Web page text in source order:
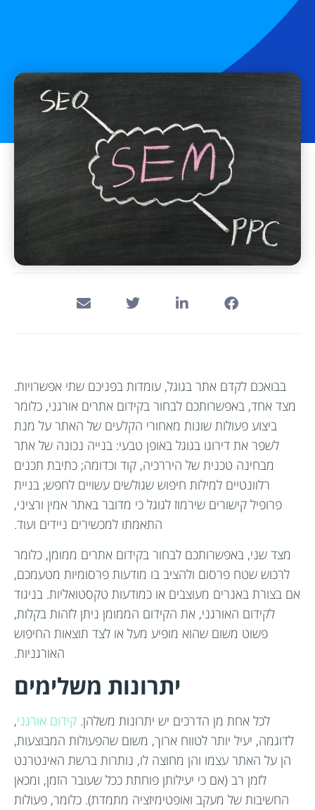
בבואכם לקדם אתר בגוגל, עומדות בפניכם שתי אפשרויות.
מצד אחד, באפשרותכם לבחור בקידום אתרים אורגני, כלומר
ביצוע פעולות שונות מאחורי הקלעים של האתר על מנת
לשפר את דירוגו בגוגל באופן טבעי: בנייה נכונה של אתר
מבחינה טכנית של היררכיה, קוד וכדומה; כתיבת תכנים
רלוונטיים למילות חיפוש שגולשים עשויים לחפש; בניית
פרופיל קישורים שירמוז לגוגל כי מדובר באתר אמין ורציני,
התאמתו למכשירים ניידים ועוד.
מצד שני, באפשרותכם לבחור בקידום אתרים ממומן, כלומר
לרכוש שטח פרסום ולהציב בו מודעות פרסומיות מטעמכם,
אם בצורת באנרים מעוצבים או כמודעות טקסטואליות. בניגוד
לקידום האורגני, את הקידום הממומן ניתן לזהות בקלות,
פשוט משום שהוא מופיע מעל או לצד תוצאות החיפוש
האורגניות.
יתרונות משלימים
לכל אחת מן הדרכים יש יתרונות משלהן. קידום אורגני,
לדוגמה, יעיל יותר לטווח ארוך, משום שהפעולות המבוצעות,
הן על האתר עצמו והן מחוצה לו, נותרות ברשת האינטרנט
לזמן רב (אם כי יעילותן פוחתת ככל שעובר הזמן, ומכאן
החשיבות של מעקב ואופטימיזציה מתמדת). כלומר, פעולות